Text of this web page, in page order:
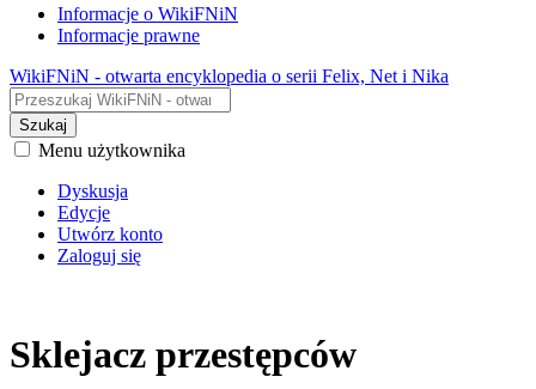
Informacje o WikiFNiN
Informacje prawne
WikiFNiN - otwarta encyklopedia o serii Felix, Net i Nika
Szukaj
Menu użytkownika
Dyskusja
Edycje
Utwórz konto
Zaloguj się
Sklejacz przestępców